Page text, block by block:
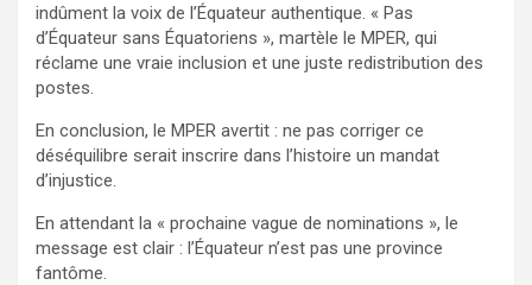
indûment la voix de l’Équateur authentique. « Pas
d’Équateur sans Équatoriens », martèle le MPER, qui
réclame une vraie inclusion et une juste redistribution des
postes.
En conclusion, le MPER avertit : ne pas corriger ce
déséquilibre serait inscrire dans l’histoire un mandat
d’injustice.
En attendant la « prochaine vague de nominations », le
message est clair : l’Équateur n’est pas une province
fantôme.